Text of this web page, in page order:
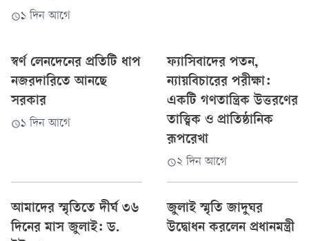
প্রাথমিক বিদ্যালয়ে প্রথম শ্রেণিতে...
১ দিন আগে
স্বর্ণ লেনদেনের প্রতিটি ধাপ
নজরদারিতে আনছে
সরকার
১ দিন আগে
ফ্যাসিবাদের পতন,
ন্যায়বিচারের পরীক্ষা:
একটি গণতান্ত্রিক উত্তরণের
তাত্ত্বিক ও প্রাতিষ্ঠানিক
রূপরেখা
২ দিন আগে
আমাদের স্মৃতিতে দীর্ঘ ৩৬
দিনের মাস জুলাই: ড.
জুলাই স্মৃতি জাদুঘর
উদ্বোধন করলেন প্রধানমন্ত্রী